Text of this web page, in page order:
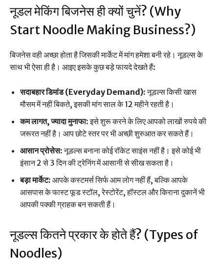
नूडल मेकिंग बिजनेस ही क्यों चुनें? (Why
Start Noodle Making Business?)
बिजनेस वही अच्छा होता है जिसकी मार्केट में मांग हमेशा बनी रहे। नूडल्स के
साथ भी ऐसा ही है। आइए इसके कुछ बड़े फायदे देखते हैं:
सदाबहार डिमांड (Everyday Demand):नूडल्स किसी खास
मौसम में नहीं बिकते, इसकी मांग साल के 12 महीने रहती है।
कम लागत, ज्यादा मुनाफा:इसे शुरू करने के लिए आपको लाखों रुपये की
जरूरत नहीं है। आप छोटे स्तर पर भी अच्छी शुरुआत कर सकते हैं।
आसान प्रोसेस:नूडल्स बनाना कोई रॉकेट साइंस नहीं है। इसे कोई भी
इंसान 2 से 3 दिन की ट्रेनिंग में आसानी से सीख सकता है।
बड़ा मार्केट: आपके कस्टमर्स सिर्फ आम लोग नहीं हैं, बल्कि आपके
आसपास के फास्ट फूड स्टॉल, रेस्टोरेंट, हॉस्टल और किराना दुकानें भी
आपकी पक्की ग्राहक बन सकती हैं।
नूडल्स कितने प्रकार के होते हैं? (Types of
Noodles)